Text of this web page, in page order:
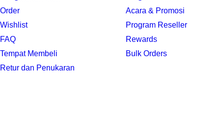
Order
Wishlist
FAQ
Tempat Membeli
Retur dan Penukaran
Acara & Promosi
Program Reseller
Rewards
Bulk Orders